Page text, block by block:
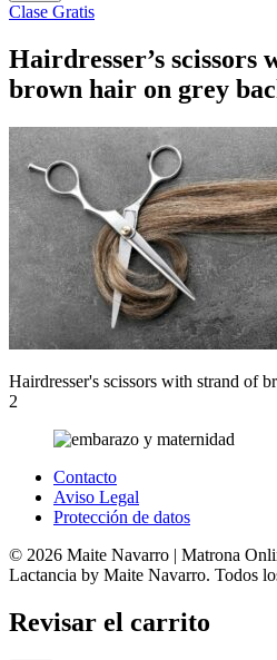
Clase Gratis
Hairdresser’s scissors
brown hair on grey
Hairdresser's scissors with strand of
2
Contacto
Aviso Legal
Protección de datos
© 2026 Maite Navarro | Matrona
Lactancia by Maite Navarro. Todos
Revisar el carrito